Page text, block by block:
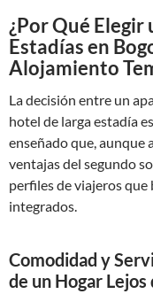
¿Por Qué Elegir
Estadías en
Alojamiento
La decisión entre un
hotel de larga estadía
enseñado que, aunque
ventajas del segundo
perfiles de viajeros
integrados.
Comodidad y
de un Hogar Lejos